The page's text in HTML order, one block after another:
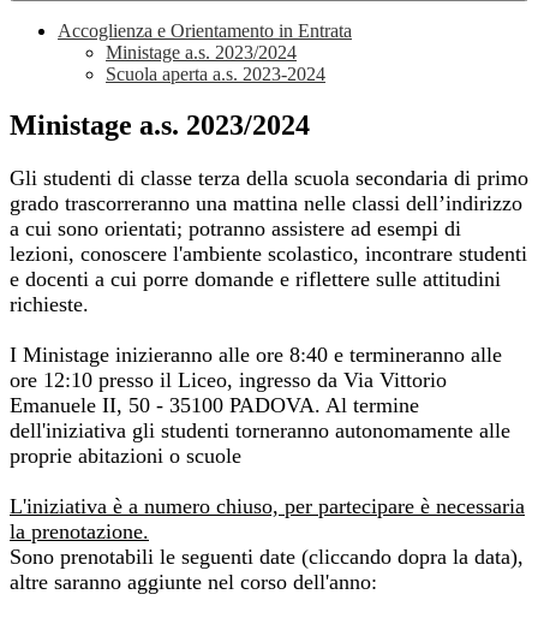
Accoglienza e Orientamento in Entrata
Ministage a.s. 2023/2024
Scuola aperta a.s. 2023-2024
Ministage a.s. 2023/2024
Gli studenti di classe terza della scuola secondaria di primo
grado trascorreranno una mattina nelle classi dell’indirizzo
a cui sono orientati; potranno assistere ad esempi di
lezioni, conoscere l'ambiente scolastico, incontrare studenti
e docenti a cui porre domande e riflettere sulle attitudini
richieste.
I Ministage inizieranno alle ore 8:40 e termineranno alle
ore 12:10 presso il Liceo, ingresso da Via Vittorio
Emanuele II, 50 - 35100 PADOVA. Al termine
dell'iniziativa gli studenti torneranno autonomamente alle
proprie abitazioni o scuole
L'iniziativa è a numero chiuso, per partecipare è necessaria
la prenotazione.
Sono prenotabili le seguenti date (cliccando dopra la data),
altre saranno aggiunte nel corso dell'anno: